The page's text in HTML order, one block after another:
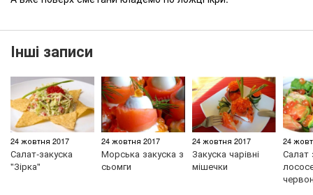
Інші записи
24 жовтня 2017
Салат-закуска
"Зірка"
24 жовтня 2017
Морська закуска з
сьомги
24 жовтня 2017
Закуска чарівні
мішечки
24
Салат